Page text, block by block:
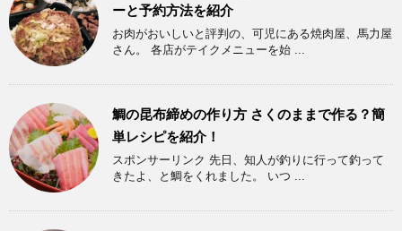
ーと予約方法を紹介
お肉がおいしいと評判の、可児にある焼肉屋、馬力屋
さん。 各店がテイクメニューを始 ...
鯛の昆布締めの作り方 さくのままで作る？簡
単レシピを紹介！
スポンサーリンク 先日、知人が釣りに行って釣って
きたよ、と鯛をくれました。 いつ ...